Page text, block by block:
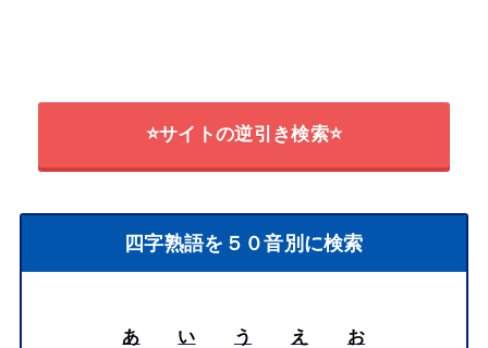
⭐サイトの逆引き検索⭐
四字熟語を５０音別に検索
あ い う え
お